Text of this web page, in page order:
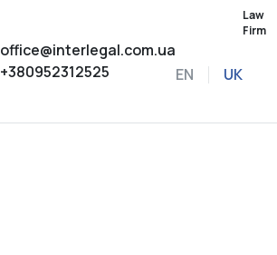
Law
Firm
office@interlegal.com.ua
+380952312525
EN UK